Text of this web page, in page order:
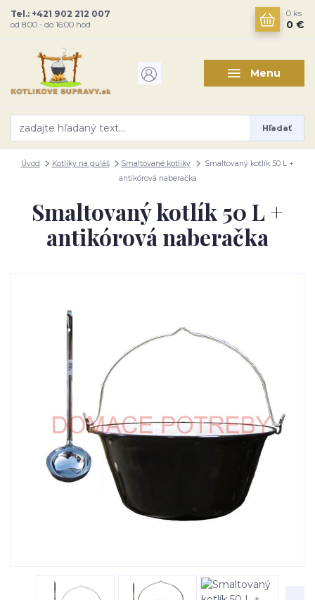
Menu
Hľadať
Tel.: +421 902 212 007
od 8:00 - do 16:00 hod
0 ks
0 €
Úvod Kotlíky na guláš Smaltované kotlíky
Smaltovaný kotlík 50 L +
antikórová naberačka
Smaltovaný kotlík 50 L +
antikórová naberačka